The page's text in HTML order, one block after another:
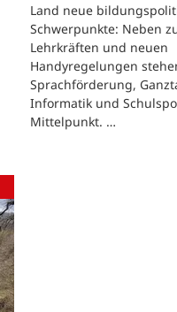
Land neue
Schwerpunkte: Neben
Lehrkräften und neuen
Handyregelungen
Sprachförderung,
Informatik und
Mittelpunkt. …